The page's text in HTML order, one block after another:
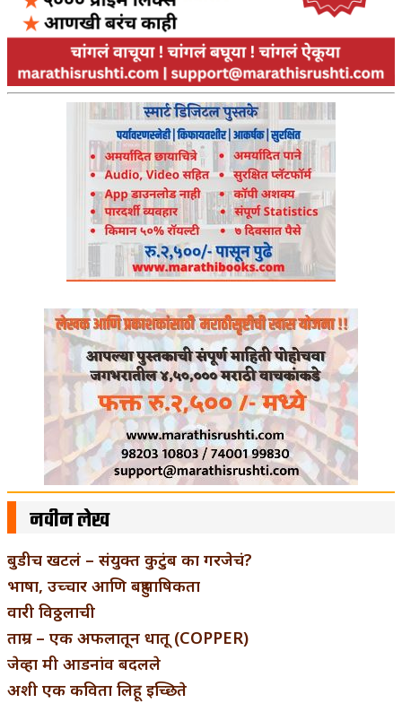
नवीन लेख
बुडीच खटलं – संयुक्त कुटुंब का गरजेचं?
भाषा, उच्चार आणि बहुभाषिकता
वारी विठ्ठलाची
ताम्र – एक अफलातून धातू (COPPER)
जेव्हा मी आडनांव बदलले
अशी एक कविता लिहू इच्छिते